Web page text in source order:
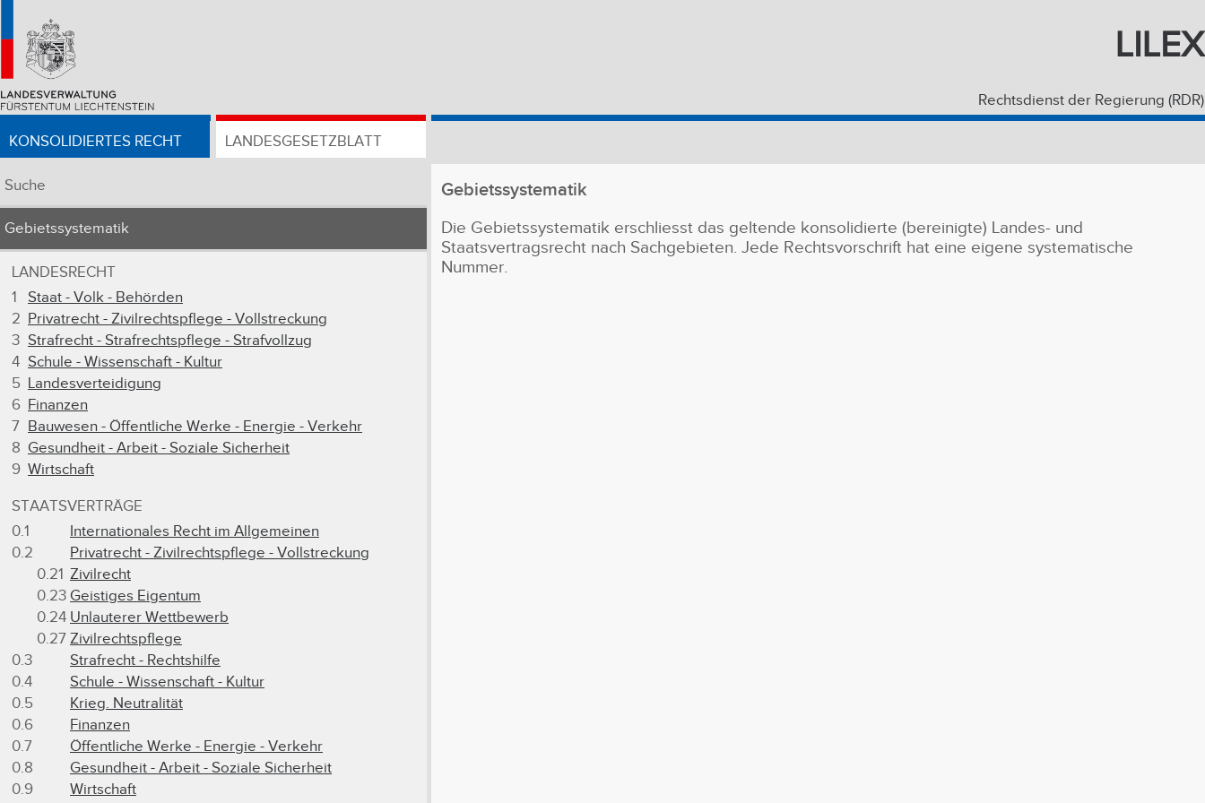
LILEX
Rechtsdienst der Regierung (RDR)
KONSOLIDIERTES RECHT LANDESGESETZBLATT
Suche
Gebietssystematik
LANDESRECHT
1
Staat - Volk - Behörden
2 Privatrecht - Zivilrechtspflege - Vollstreckung
3 Strafrecht - Strafrechtspflege - Strafvollzug
4 Schule - Wissenschaft - Kultur
5 Landesverteidigung
6 Finanzen
7 Bauwesen - Öffentliche Werke - Energie - Verkehr
8 Gesundheit - Arbeit - Soziale Sicherheit
9 Wirtschaft
STAATSVERTRÄGE
0.1
Internationales Recht im Allgemeinen
0.2
Privatrecht - Zivilrechtspflege - Vollstreckung
0.21 Zivilrecht
0.23 Geistiges Eigentum
0.24 Unlauterer Wettbewerb
0.27 Zivilrechtspflege
0.3
Strafrecht - Rechtshilfe
0.4
Schule - Wissenschaft - Kultur
0.5
Krieg. Neutralität
0.6
Finanzen
0.7
Öffentliche Werke - Energie - Verkehr
0.8
Gesundheit - Arbeit - Soziale Sicherheit
0.9
Wirtschaft
Gebietssystematik
Die Gebietssystematik erschliesst das geltende konsolidierte (bereinigte) Landes- und
Staatsvertragsrecht nach Sachgebieten. Jede Rechtsvorschrift hat eine eigene systematische
Nummer.